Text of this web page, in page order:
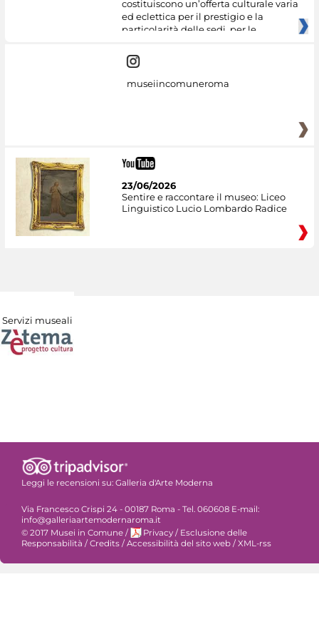
costituiscono un’offerta culturale varia
ed eclettica per il prestigio e la
particolarità delle sedi, per le
museiincomuneroma
23/06/2026
Sentire e raccontare il museo: Liceo
Linguistico Lucio Lombardo Radice
Servizi museali
Leggi le recensioni su: Galleria d'Arte Moderna
Via Francesco Crispi 24 - 00187 Roma - Tel. 060608 E-mail:
info@galleriaartemodernaroma.it
© 2017 Musei in Comune / Privacy / Esclusione delle
Responsabilità / Credits / Accessibilità del sito web / XML-rss